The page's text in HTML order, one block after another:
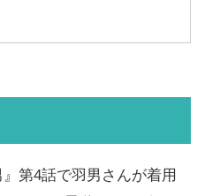
第4話で羽男さんが着用